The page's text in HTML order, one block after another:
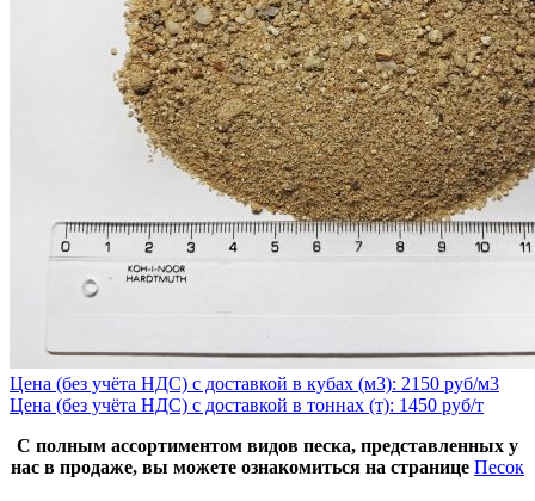
Цена (без учёта НДС) с доставкой в кубах (м3): 2150 руб/м3
Цена (без учёта НДС) с доставкой в тоннах (т): 1450 руб/т
С полным ассортиментом видов песка, представленных у
нас в продаже, вы можете ознакомиться на странице Песок